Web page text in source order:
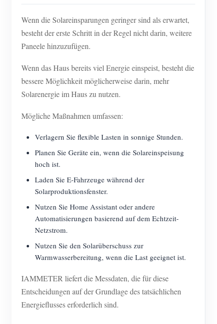
Wenn die Solareinsparungen geringer sind als erwartet,
besteht der erste Schritt in der Regel nicht darin, weitere
Paneele hinzuzufügen.
Wenn das Haus bereits viel Energie einspeist, besteht die
bessere Möglichkeit möglicherweise darin, mehr
Solarenergie im Haus zu nutzen.
Mögliche Maßnahmen umfassen:
Verlagern Sie flexible Lasten in sonnige Stunden.
Planen Sie Geräte ein, wenn die Solareinspeisung
hoch ist.
Laden Sie E-Fahrzeuge während der
Solarproduktionsfenster.
Nutzen Sie Home Assistant oder andere
Automatisierungen basierend auf dem Echtzeit-
Netzstrom.
Nutzen Sie den Solarüberschuss zur
Warmwasserbereitung, wenn die Last geeignet ist.
IAMMETER liefert die Messdaten, die für diese
Entscheidungen auf der Grundlage des tatsächlichen
Energieflusses erforderlich sind.